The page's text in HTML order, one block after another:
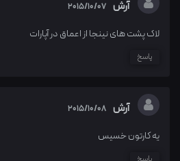
آرش 2015/10/07
لاک پشت های نینجا از اعماق در آپارات
پاسخ
آرش 2015/10/08
یه کارتون خسیس